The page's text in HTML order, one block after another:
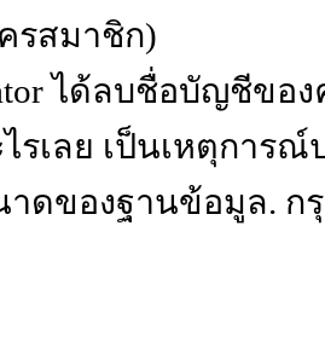
รสมาชิก)
ได้ลบชื่อบัญชีขอ
รเลย เป็นเหตุการ
าดของฐานข้อมูล.